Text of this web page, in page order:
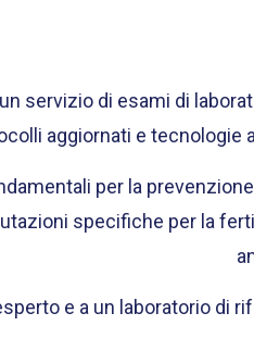
servizio di esami di
aggiornati e
per la
specifiche per la
e a un laboratorio di